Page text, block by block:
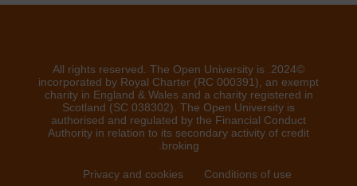
©2024. All rights reserved. The Open University is
incorporated by Royal Charter (RC 000391), an exempt
charity in England & Wales and a charity registered in
Scotland (SC 038302). The Open University is
authorised and regulated by the Financial Conduct
Authority in relation to its secondary activity of credit
broking.
Conditions of use
Privacy and cookies